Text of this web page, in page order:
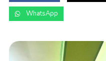
WhatsApp